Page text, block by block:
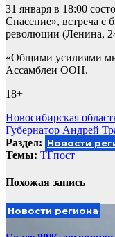
31 января в 18:00
Спасение», встреча с
революции (Ленина,
«Общими усилиями мы
Ассамблеи ООН.
18+
Навигация
по
записям
Новосибирская
Губернатор Андрей
Раздел: Новости
Темы: ТГпост
Похожая запись
Новости региона